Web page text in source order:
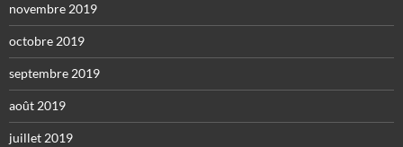
novembre 2019
octobre 2019
septembre 2019
août 2019
juillet 2019